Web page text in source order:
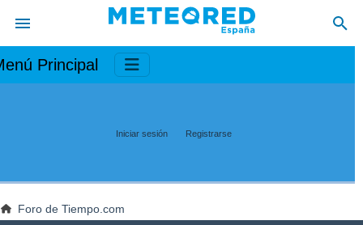
Principal
Iniciar sesión Registrarse
Foro de Tiempo.com